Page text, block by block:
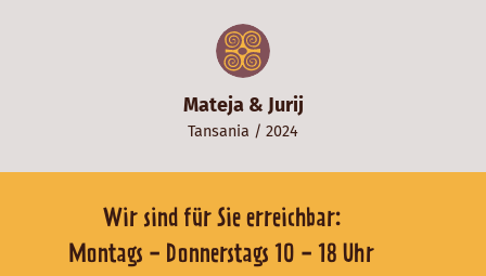
Mateja & Jurij
Tansania / 2024
Wir sind für Sie erreichbar:
Montags - Donnerstags 10 - 18 Uhr